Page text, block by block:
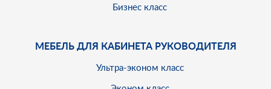
Бизнес класс
МЕБЕЛЬ ДЛЯ КАБИНЕТА РУКОВОДИТЕЛЯ
Ультра-эконом класс